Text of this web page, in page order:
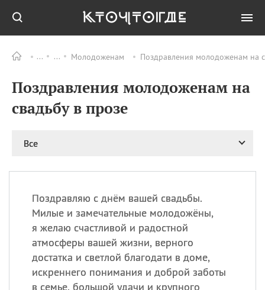
Молодоженам Поздравления молодоженам на
Поздравления молодоженам на
свадьбу в прозе
Все
Поздравляю с днём вашей свадьбы.
Милые и замечательные молодожёны,
я желаю счастливой и радостной
атмосферы вашей жизни, верного
достатка и светлой благодати в доме,
искреннего понимания и доброй заботы
в семье, большой удачи и крупного
ПРАЗДНИКИ Все
09.08 День памяти жертв
атомной
день
рисового пудинга
09.08 День Дымняшки
(Smokey Bear Day)
Сегодня празднуют именины